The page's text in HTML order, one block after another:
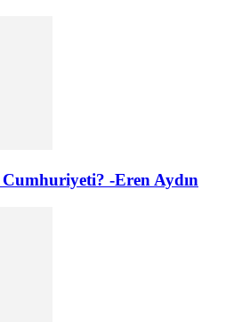
-Eren Aydın